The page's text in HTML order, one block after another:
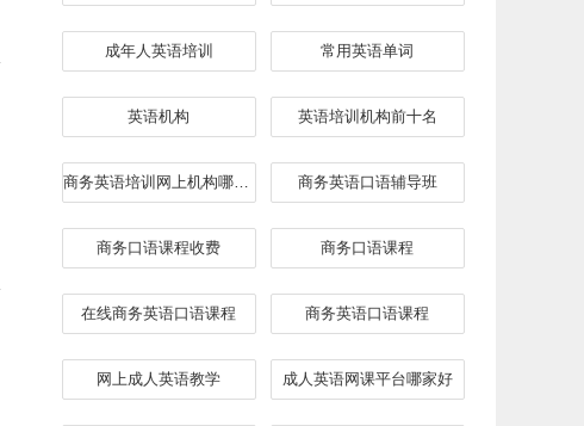
成年人英语培训 常用英语单词
英语机构 英语培训机构前十名
商务英语培训网上机构哪家好 ​商务英语口语辅导班
商务口语课程收费 商务口语课程
在线商务英语口语课程 商务英语口语课程
网上成人英语教学 成人英语网课平台哪家好